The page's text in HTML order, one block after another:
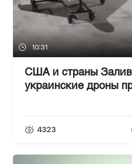
10:31
США и страны
украинские дроны
4323